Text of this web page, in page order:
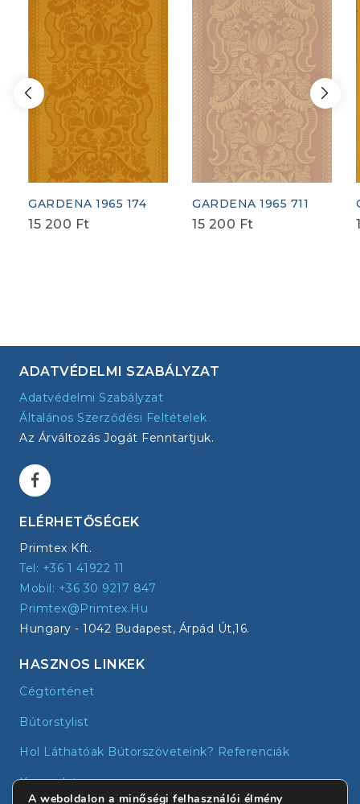
GARDENA 1965 174
15 200 Ft
GARDENA 1965 711
15 200 Ft
ADATVÉDELMI SZABÁLYZAT
Adatvédelmi Szabályzat
Általános Szerződési Feltételek
Az Árváltozás Jogát Fenntartjuk.
ELÉRHETŐSÉGEK
Primtex Kft.
Tel: +36 1 41922 11
Mobil: +36 30 9217 847
Primtex@primtex.hu
Hungary - 1042 Budapest, Árpád Út,16.
HASZNOS LINKEK
Cégtörténet
Bútorstylist
Hol Láthatóak Bútorszöveteink? Referenciák
Kapcsolat
A weboldalon a minőségi felhasználói élmény